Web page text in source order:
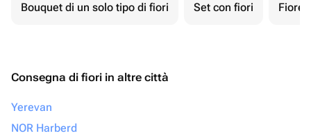
Bouquet di un solo tipo di fiori Set con fiori Fiore
Consegna di fiori in altre città
Yerevan
NOR Harberd